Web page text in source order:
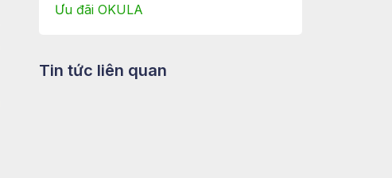
Ưu đãi OKULA
Tin tức liên quan